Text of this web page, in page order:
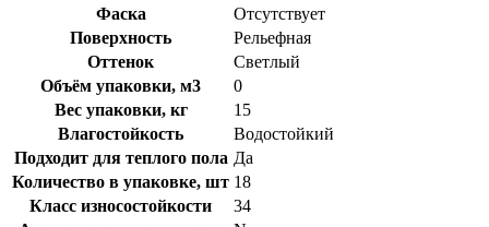
Фаска
Отсутствует
Поверхность
Рельефная
Оттенок
Светлый
Объём упаковки, м3
0
Вес упаковки, кг
15
Влагостойкость
Водостойкий
Подходит для теплого пола Да
Количество в упаковке, шт 18
Класс износостойкости
34